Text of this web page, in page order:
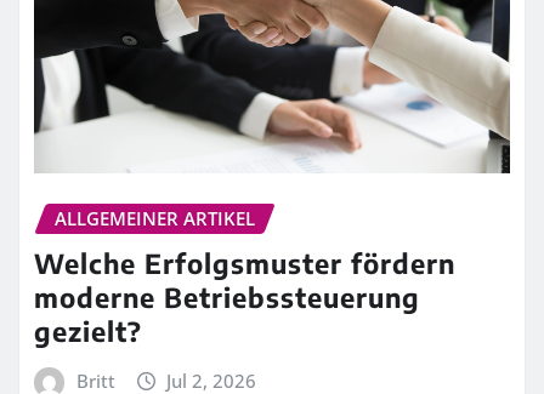
ALLGEMEINER ARTIKEL
Welche Erfolgsmuster fördern
moderne Betriebssteuerung
gezielt?
Britt Jul 2, 2026